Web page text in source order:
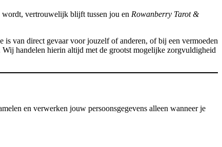
wordt, vertrouwelijk blijft tussen jou en Rowanberry Tarot &
van direct gevaar voor jouzelf of anderen, of bij een vermoeden
handelen hierin altijd met de grootst mogelijke zorgvuldigheid
en verwerken jouw persoonsgegevens alleen wanneer je